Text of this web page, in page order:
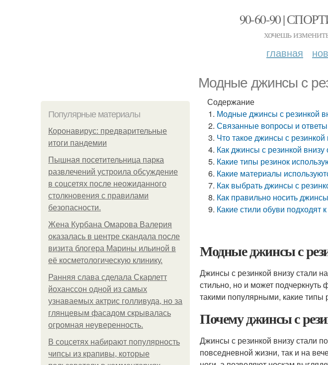
90-60-90 |
хочешь
главная
Модные джинсы с
Популярные материалы
Коронавирус: предварительные
итоги пандемии
Пышная посетительница парка
развлечений устроила обсуждение
в соцсетях после неожиданного
столкновения с правилами
безопасности.
Жена Курбана Омарова Валерия
оказалась в центре скандала после
визита блогера Марины ильиной в
её косметологическую клинику.
Ранняя слава сделала Скарлетт
йоханссон одной из самых
узнаваемых актрис голливуда, но за
глянцевым фасадом скрывалась
огромная неуверенность.
В соцсетях набирают популярность
чипсы из крапивы, которые
Содержание
Модные джинсы с резинкой
Связанные вопросы и ответы
Что такое джинсы с резинкой
Как джинсы с резинкой
Какие типы резинок
Какие материалы
Как выбрать джинсы с
Как правильно носить
Какие стили обуви подходят
Модные джинсы с
Джинсы с резинкой внизу стали
стильно, но и может подчеркнуть
такими популярными, какие типы
Почему джинсы с
Джинсы с резинкой внизу стали
повседневной жизни, так и на